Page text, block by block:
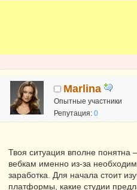
Marlina
Опытные участники
Репутация:0
Твоя ситуация вполне
вебкам именно из-за
заработка. Для начала стоит
платформы, какие студии